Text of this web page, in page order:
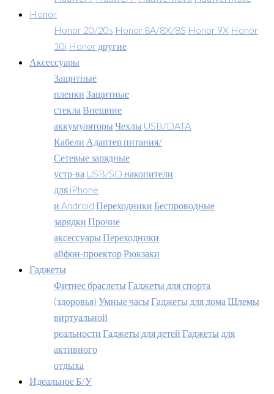
Honor
Honor 20/20s Honor 8A/8X/8S Honor 9X Honor
10i Honor другие
Аксессуары
Защитные
пленки Защитные
стекла Внешние
аккумуляторы Чехлы USB/DATA
Кабели Адаптер питания/
Сетевые зарядные
устр-ва USB/SD накопители
для iPhone
и Android Переходники Беспроводные
зарядки Прочие
аксессуары Переходники
айфон-проекторРюкзаки
Гаджеты
Фитнес браслеты Гаджеты для спорта
(здоровья) Умные часы Гаджеты для дома Шлемы
виртуальной
реальности Гаджеты для детей Гаджеты для
активного
отдыха
Идеальное Б/У